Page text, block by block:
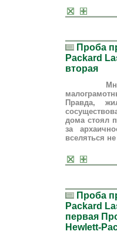
Проба
Packard
вторая
Мне
Правда,
дома стоял
за
вселяться
Проба
Packard
первая
Hewlett-